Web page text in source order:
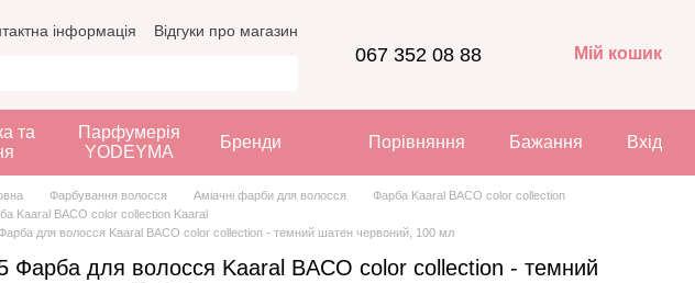
інформація Відгуки про магазин
067 352 08 88 Мій кошик
та
Парфумерія
YODEYMA
Бренди Порівняння Бажання Вхід
Фарбування волосся Аміачні фарби для волосся
Фарба Kaaral BACO color collection
Kaaral BACO color collection Kaaral
для волосся Kaaral BACO color collection - темний шатен червоний, 100 мл
Фарба для волосся Kaaral BACO color collection - темний